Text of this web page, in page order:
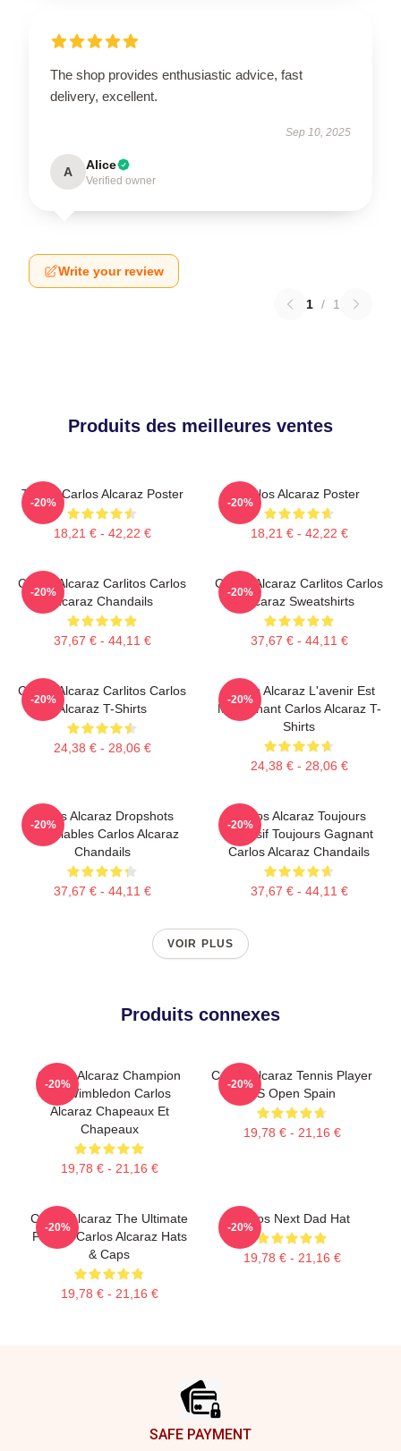
The shop provides enthusiastic advice, fast
delivery, excellent.
Sep 10, 2025
A Alice
Verified owner
Write your review
1 / 1
Produits des meilleures ventes
Tennis Carlos Alcaraz Poster
18,21 € - 42,22 €
-20%
Carlos Alcaraz Poster
18,21 € - 42,22 €
-20%
Carlos Alcaraz Carlitos Carlos
Alcaraz Chandails
37,67 € - 44,11 €
-20%
Carlos Alcaraz Carlitos Carlos
Alcaraz Sweatshirts
37,67 € - 44,11 €
-20%
Carlos Alcaraz Carlitos Carlos
Alcaraz T-Shirts
24,38 € - 28,06 €
-20%
Carlos Alcaraz L'avenir Est
Maintenant Carlos Alcaraz T-
Shirts
24,38 € - 28,06 €
-20%
Carlos Alcaraz Dropshots
Inoubliables Carlos Alcaraz
Chandails
37,67 € - 44,11 €
-20%
Carlos Alcaraz Toujours
Explosif Toujours Gagnant
Carlos Alcaraz Chandails
37,67 € - 44,11 €
-20%
VOIR PLUS
Produits connexes
Carlos Alcaraz Champion
De Wimbledon Carlos
Alcaraz Chapeaux Et
Chapeaux
19,78 € - 21,16 €
-20%
Carlos Alcaraz Tennis Player
US Open Spain
19,78 € - 21,16 €
-20%
Carlos Alcaraz The Ultimate
Fighter Carlos Alcaraz Hats
& Caps
19,78 € - 21,16 €
-20%
Carlos Next Dad Hat
19,78 € - 21,16 €
-20%
SAFE PAYMENT